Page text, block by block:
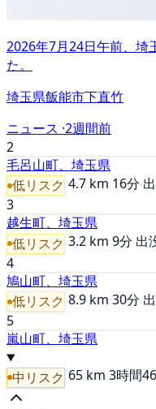
2026年7月24日午前、埼
た。
埼玉県飯能市下直竹
ニュース ·2週間前
2
毛呂山町、埼玉県
低リスク 4.7 km 16分
3
越生町、埼玉県
低リスク 3.2 km 9分 出
4
鳩山町、埼玉県
低リスク 8.9 km 30分
5
嵐山町、埼玉県
中リスク 65 km 3時間